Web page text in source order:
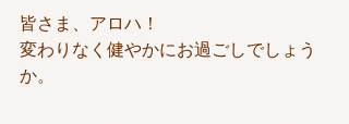
皆さま、アロハ！
変わりなく健やかにお過ごしでしょう
か。